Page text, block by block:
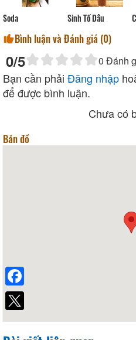
Soda Sinh Tố Dâu
Bình luận và Đánh giá (0)
0/5 0 Đánh
Bạn cần phải Đăng nhập
để được bình luận.
Chưa có
Bản đồ
Facebook